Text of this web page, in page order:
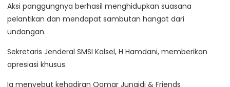
recompensa.
Aksi panggungnya berhasil menghidupkan suasana
pelantikan dan mendapat sambutan hangat dari
undangan.
Sekretaris Jenderal SMSI Kalsel, H Hamdani, memberikan
apresiasi khusus.
Ia menyebut kehadiran Qomar Junaidi & Friends